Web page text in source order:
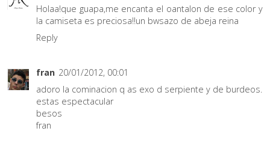
Holaa!que guapa,me encanta el oantalon de ese color y
la camiseta es preciosa!!un bwsazo de abeja reina
Reply
fran 20/01/2012, 00:01
adoro la cominacion q as exo d serpiente y de burdeos.
estas espectacular
besos
fran